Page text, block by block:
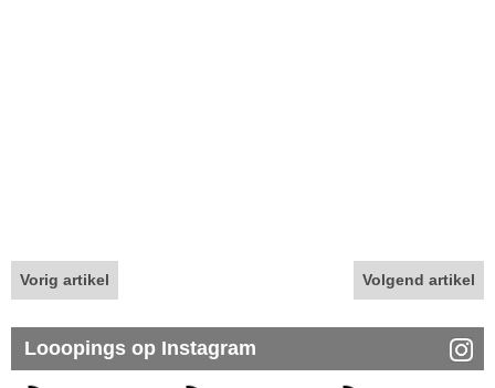
Vorig artikel Volgend artikel
Looopings op Instagram